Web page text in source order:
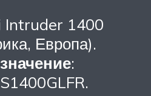
Intruder 1400
Европа).
: